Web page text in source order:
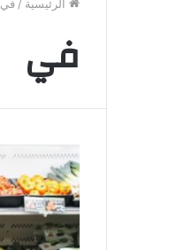
الرئيسية / في
في